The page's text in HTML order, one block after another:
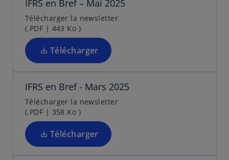
t
v
e
l
o
l
t
IFRS en Bref – Mai 2025
Télécharger la newsletter
(.PDF | 443 Ko )
Télécharger
n
s
u
n
n
v
e
l
o
IFRS en Bref - Mars 2025
Télécharger la newsletter
(.PDF | 358 Ko )
Télécharger
o
u
v
e
d
n
s
u
n
n
s
o
u
v
e
d
s